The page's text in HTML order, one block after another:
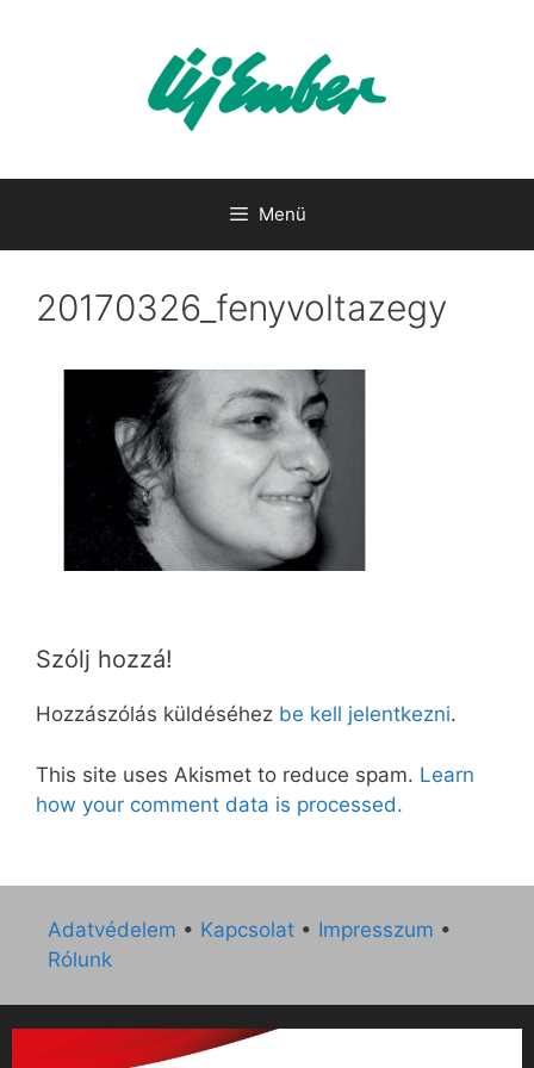
Menü
20170326_fenyvoltazegy
Szólj hozzá!
Hozzászólás küldéséhez be kell jelentkezni.
This site uses Akismet to reduce spam. Learn
how your comment data is processed.
Adatvédelem • Kapcsolat • Impresszum •
Rólunk